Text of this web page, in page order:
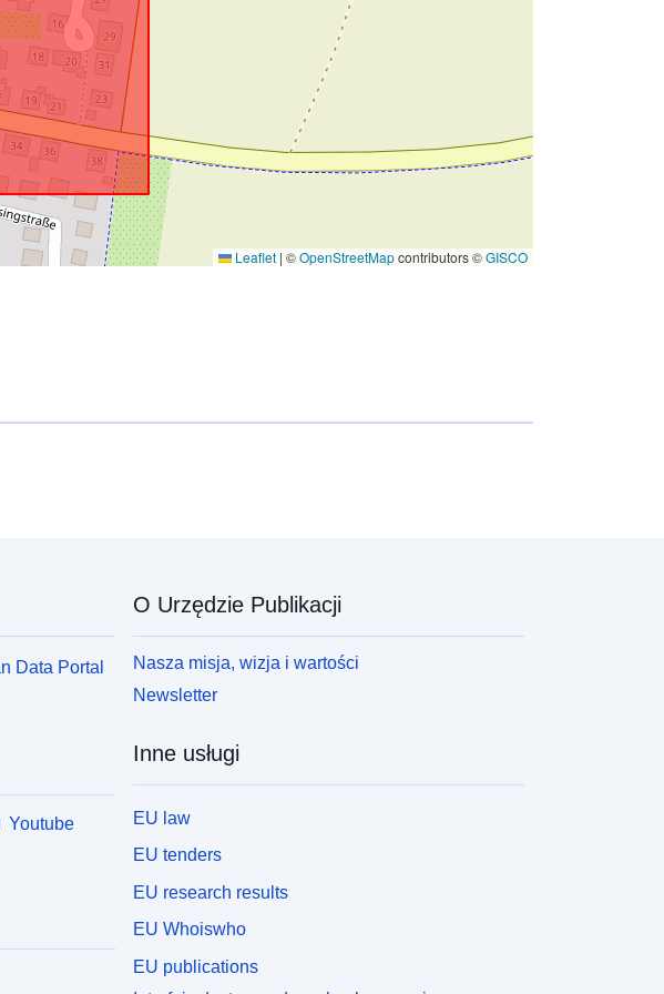
Leaflet | ©OpenStreetMapcontributors ©GISCO
Data Portal
Youtube
O Urzędzie Publikacji
Nasza misja, wizja i wartości
Newsletter
Inne usługi
EU law
EU tenders
EU research results
EU Whoiswho
EU publications